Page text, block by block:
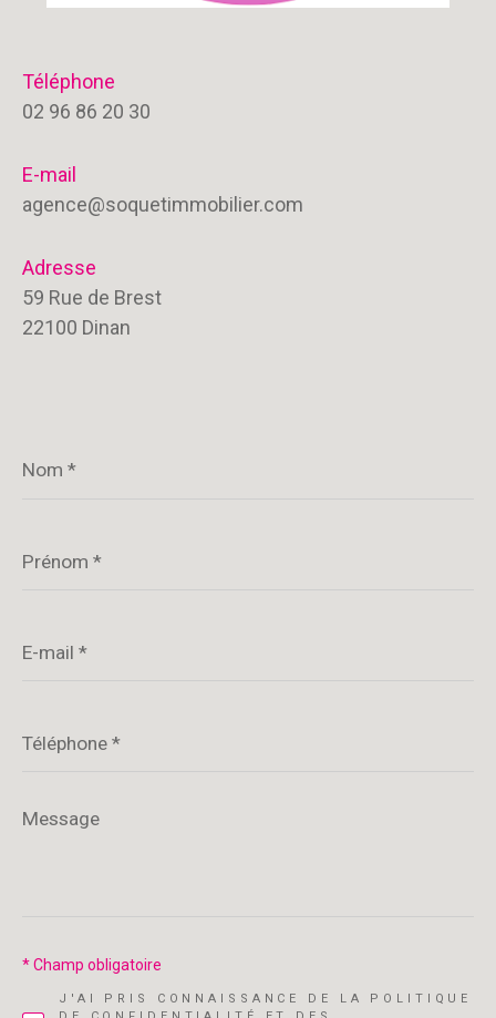
Téléphone
02 96 86 20 30
E-mail
agence@soquetimmobilier.com
Adresse
59 Rue de Brest
22100 Dinan
*
*
mail
*
*
Message
*
J'AI PRIS CONNAISSANCE DE LA POLITIQUE
* Champ obligatoire